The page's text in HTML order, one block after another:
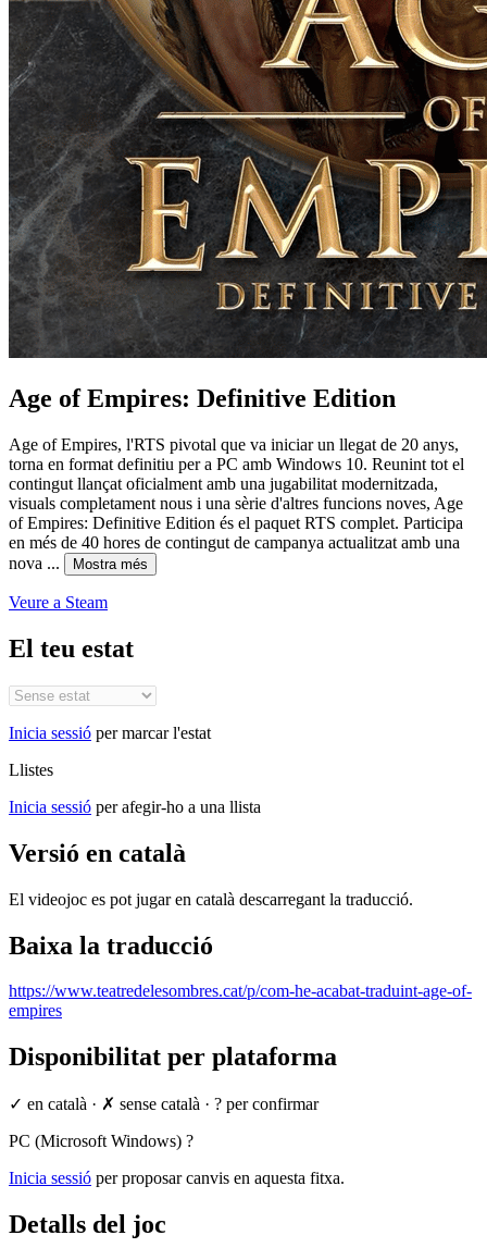
Age of Empires: Definitive Edition
Age of Empires, l'RTS pivotal que va iniciar un llegat de 20 anys,
torna en format definitiu per a PC amb Windows 10. Reunint tot el
contingut llançat oficialment amb una jugabilitat modernitzada,
visuals completament nous i una sèrie d'altres funcions noves, Age
of Empires: Definitive Edition és el paquet RTS complet. Participa
en més de 40 hores de contingut de campanya actualitzat amb una
nova ...
Mostra més
Veure a Steam
El teu estat
Inicia sessió per marcar l'estat
Llistes
Inicia sessió per afegir-ho a una llista
Versió en català
El videojoc es pot jugar en català descarregant la traducció.
Baixa la traducció
https://www.teatredelesombres.cat/p/com-he-acabat-traduint-age-of-
empires
Disponibilitat per plataforma
✓ en català · ✗ sense català · ? per confirmar
PC (Microsoft Windows) ?
Inicia sessió per proposar canvis en aquesta fitxa.
Detalls del joc